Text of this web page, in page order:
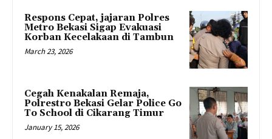
Respons Cepat, jajaran Polres
Metro Bekasi Sigap Evakuasi
Korban Kecelakaan di Tambun
March 23, 2026
Cegah Kenakalan Remaja,
Polrestro Bekasi Gelar Police Go
To School di Cikarang Timur
January 15, 2026